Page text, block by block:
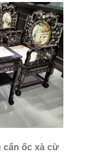
cẩn ốc xà cừ